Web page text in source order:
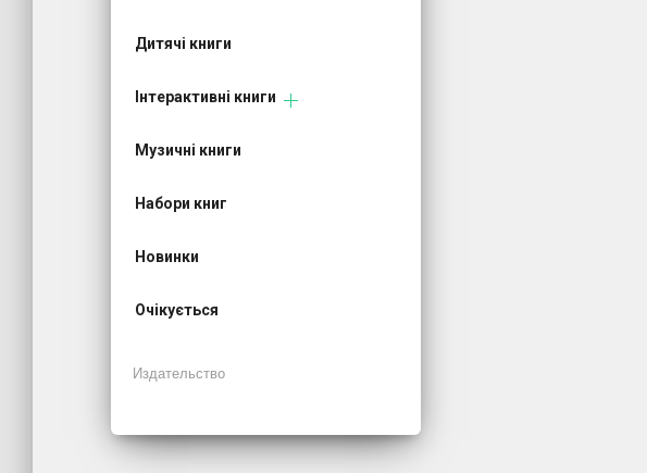
Дитячі книги
Інтерактивні книги
Музичні книги
Набори книг
Новинки
Очікується